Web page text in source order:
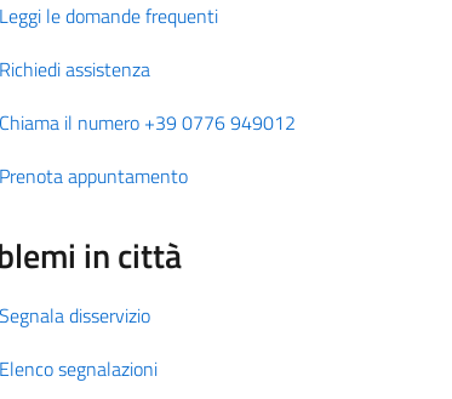
Leggi le domande frequenti
Richiedi assistenza
Chiama il numero +39 0776 949012
Prenota appuntamento
in città
Segnala disservizio
Elenco segnalazioni